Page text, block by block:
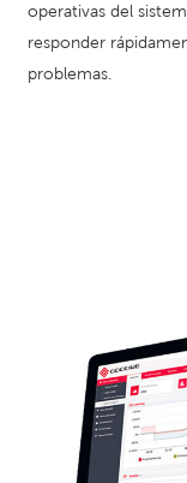
operativas del
responder
problemas.